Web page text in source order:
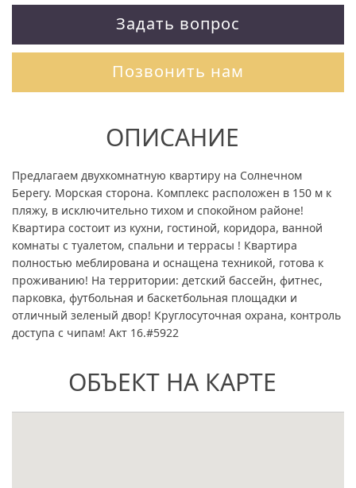
Задать вопрос
Позвонить нам
ОПИСАНИЕ
Предлагаем двухкомнатную квартиру на Солнечном
Берегу. Морская сторона. Комплекс расположен в 150 м к
пляжу, в исключительно тихом и спокойном районе!
Квартира состоит из кухни, гостиной, коридора, ванной
комнаты с туалетом, спальни и террасы ! Квартира
полностью меблирована и оснащена техникой, готова к
проживанию! На территории: детский бассейн, фитнес,
парковка, футбольная и баскетбольная площадки и
отличный зеленый двор! Круглосуточная охрана, контроль
доступа с чипам! Акт 16.#5922
ОБЪЕКТ НА КАРТЕ